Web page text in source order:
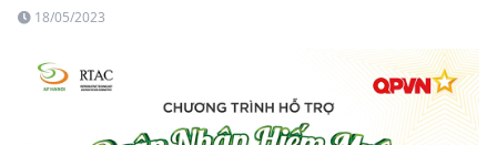
18/05/2023